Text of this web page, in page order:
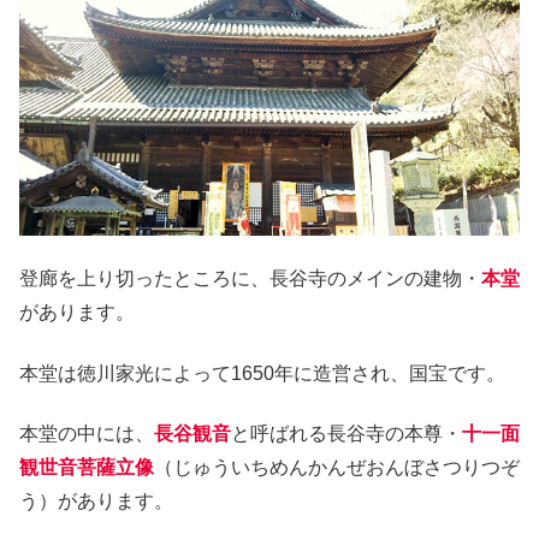
登廊を上り切ったところに、長谷寺のメインの建物・ 本堂
があります。
本堂は徳川家光によって1650年に造営され、国宝です。
本堂の中には、 長谷観音と呼ばれる長谷寺の本尊・ 十一面
観世音菩薩立像 （じゅういちめんかんぜおんぼさつりつぞ
う）があります。